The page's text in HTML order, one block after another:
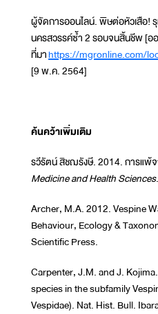
ผู้จัดการออนไลน์. พิษต่อหัวเสือ!
นครสวรรค์ซ้ำ 2 รอบจนสิ้นชีพ [อ
ที่มาhttps://mgronline.com/
[9 พ.ค. 2564]
ค้นคว้าเพิ่มเติม
รวีรัตน์ สิชฌรังษี. 2014. การแพ้
Medicine and Health Sciences
Archer, M.A. 2012. Vespine
Behaviour, Ecology &
Scientific Press.
Carpenter, J.M. and J.
species in the subfamily
Vespidae). Nat. Hist. Bull.